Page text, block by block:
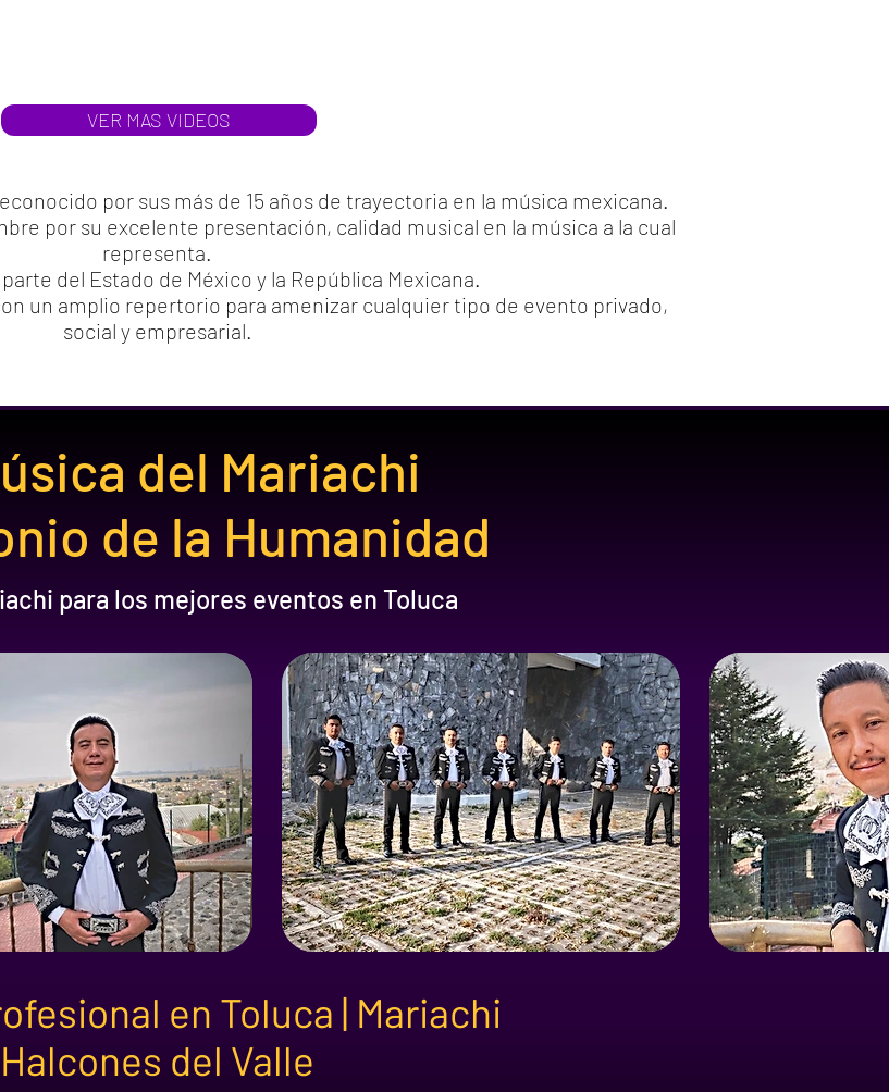
VER MAS VIDEOS
por sus más de 15 años de trayectoria en la música mexicana.
por su excelente presentación, calidad musical en la música a la cual
representa.
del Estado de México y la República Mexicana.
un amplio repertorio para amenizar cualquier tipo de evento privado,
social y empresarial.
del Mariachi
de la Humanidad
para los mejores eventos en Toluca
en Toluca | Mariachi
Halcones del Valle